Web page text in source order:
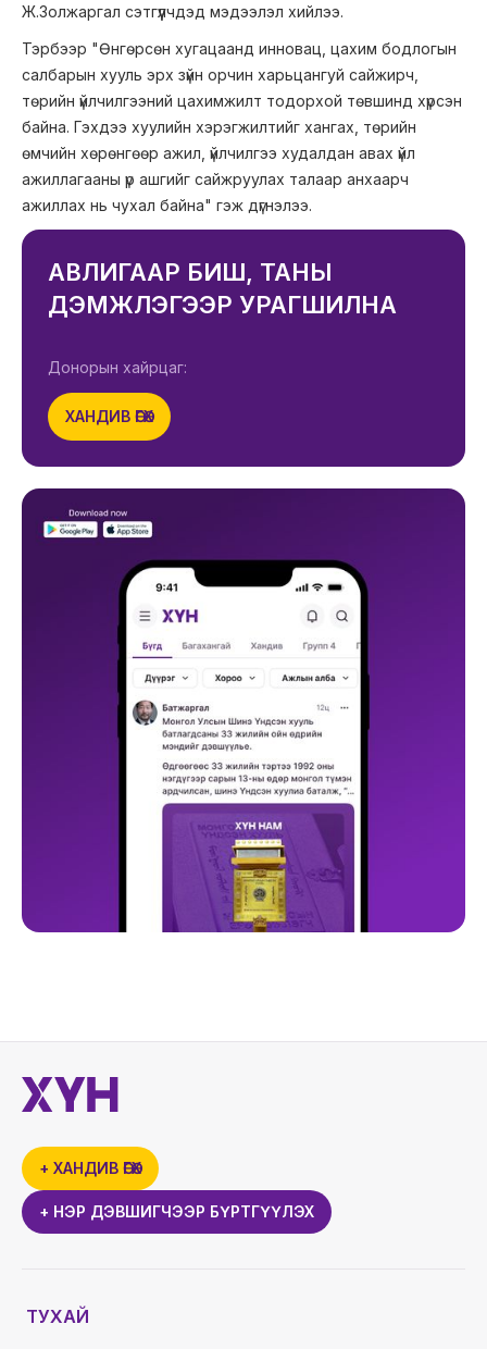
Ж.Золжаргал сэтгүүлчдэд мэдээлэл хийлээ.
Тэрбээр "Өнгөрсөн хугацаанд инновац, цахим бодлогын
салбарын хууль эрх зүйн орчин харьцангуй сайжирч,
төрийн үйлчилгээний цахимжилт тодорхой төвшинд хүрсэн
байна. Гэхдээ хуулийн хэрэгжилтийг хангах, төрийн
өмчийн хөрөнгөөр ажил, үйлчилгээ худалдан авах үйл
ажиллагааны үр ашгийг сайжруулах талаар анхаарч
ажиллах нь чухал байна" гэж дүгнэлээ.
АВЛИГААР БИШ, ТАНЫ
ДЭМЖЛЭГЭЭР УРАГШИЛНА
Донорын хайрцаг:
ХАНДИВ ӨГӨХ
+ ХАНДИВ ӨГӨХ
+ НЭР ДЭВШИГЧЭЭР БҮРТГҮҮЛЭХ
ТУХАЙ